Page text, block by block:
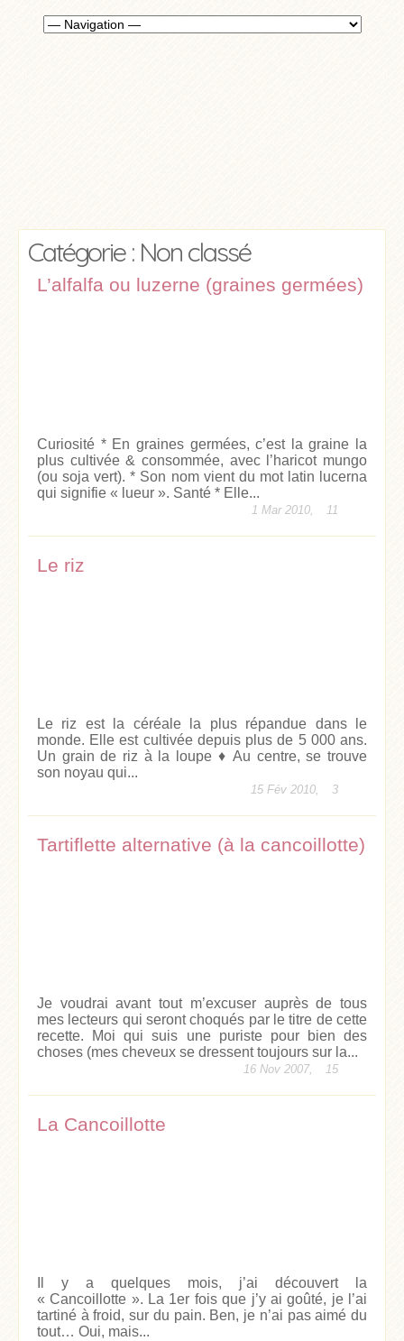
Catégorie : Non classé
L’alfalfa ou luzerne (graines germées)
Curiosité * En graines germées, c’est la graine la
plus cultivée & consommée, avec l’haricot mungo
(ou soja vert). * Son nom vient du mot latin lucerna
qui signifie « lueur ». Santé * Elle...
1 Mar 2010, 11
Le riz
Le riz est la céréale la plus répandue dans le
monde. Elle est cultivée depuis plus de 5 000 ans.
Un grain de riz à la loupe ♦ Au centre, se trouve
son noyau qui...
15 Fév 2010, 3
Tartiflette alternative (à la cancoillotte)
Je voudrai avant tout m’excuser auprès de tous
mes lecteurs qui seront choqués par le titre de cette
recette. Moi qui suis une puriste pour bien des
choses (mes cheveux se dressent toujours sur la...
16 Nov 2007, 15
La Cancoillotte
Il y a quelques mois, j’ai découvert la
« Cancoillotte ». La 1er fois que j’y ai goûté, je l’ai
tartiné à froid, sur du pain. Ben, je n’ai pas aimé du
tout… Oui, mais...